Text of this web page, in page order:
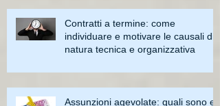
Contratti a termine: come
individuare e motivare le causali di
natura tecnica e organizzativa
Assunzioni agevolate: quali sono e